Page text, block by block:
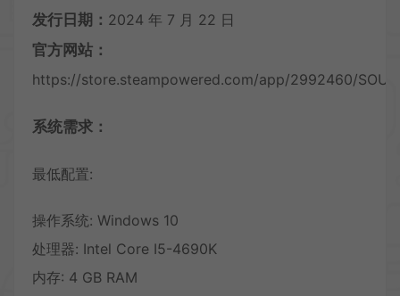
发行日期： 2024 年 7 月 22 日
官方网站：
https://store.steampowered.com/app/2992460/
系统需求：
最低配置:
操作系统: Windows 10
处理器: Intel Core I5-4690K
内存: 4 GB RAM